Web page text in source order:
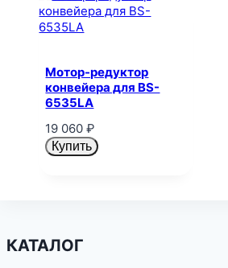
Мотор-редуктор
конвейера для BS-
6535LA
19 060₽
Купить
КАТАЛОГ